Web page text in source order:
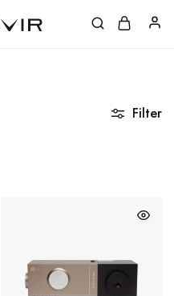
| +998 (97) 111-41-41
Filter